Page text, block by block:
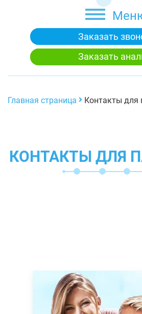
Заказать
Заказать
Главная страница Контакты для
КОНТАКТЫ ДЛЯ